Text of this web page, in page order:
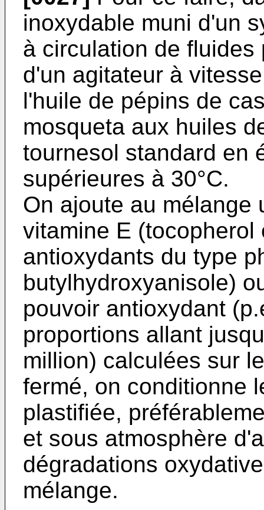
inoxydable muni d'un
à circulation de
d'un agitateur à
l'huile de pépins de
mosqueta aux huiles
tournesol standard en
supérieures à 30°C.
On ajoute au mélange
vitamine E
antioxydants du type
butylhydroxyanisole)
pouvoir antioxydant
proportions allant
million) calculées sur
fermé, on conditionne
plastifiée,
et sous atmosphère
dégradations
mélange.